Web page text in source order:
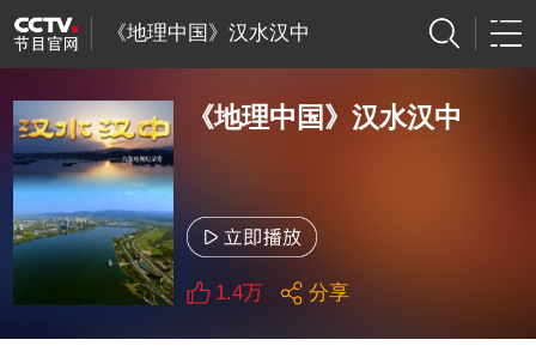
《地理中国》汉水汉中
《地理中国》汉水汉中
1.4万 分享